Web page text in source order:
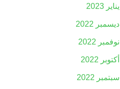
يناير 2023
ديسمبر 2022
نوفمبر 2022
أكتوبر 2022
سبتمبر 2022